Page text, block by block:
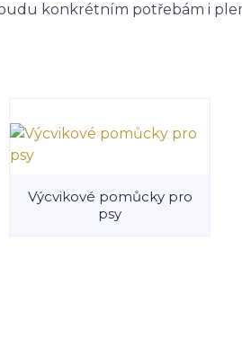
konkrétním potřebám i
Výcvikové pomůcky pro
psy